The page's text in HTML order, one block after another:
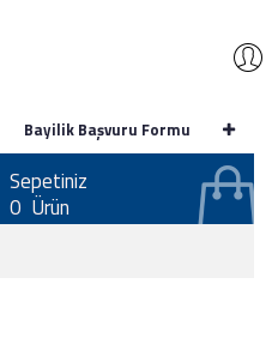
Bayilik Başvuru Formu
Sepetiniz
0 Ürün